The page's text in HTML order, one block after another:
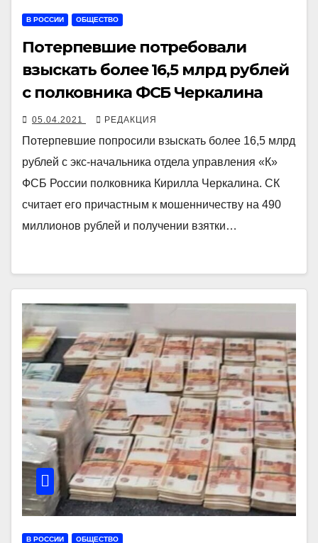
В РОССИИ ОБЩЕСТВО
Потерпевшие потребовали
взыскать более 16,5 млрд рублей
с полковника ФСБ Черкалина
05.04.2021 РЕДАКЦИЯ
Потерпевшие попросили взыскать более 16,5 млрд
рублей с экс-начальника отдела управления «К»
ФСБ России полковника Кирилла Черкалина. СК
считает его причастным к мошенничеству на 490
миллионов рублей и получении взятки…
В РОССИИ ОБЩЕСТВО